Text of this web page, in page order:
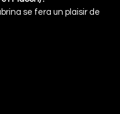
se fera un plaisir de